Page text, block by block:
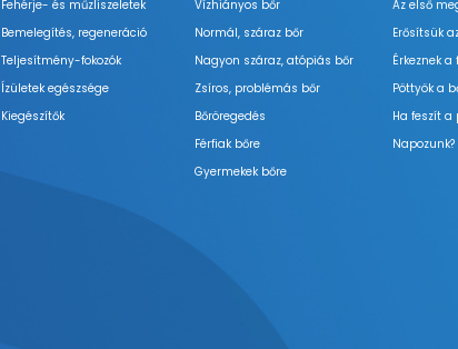
Fehérje- és műzliszeletek
Bemelegítés, regeneráció
Teljesítmény-fokozók
Ízületek egészsége
Kiegészítők
Vízhiányos bőr
Normál, száraz bőr
Nagyon száraz, atópiás bőr
Zsíros, problémás bőr
Bőröregedés
Férfiak bőre
Gyermekek bőre
Az első
Erősítsük
Érkeznek a
Pöttyök a
Ha feszít a